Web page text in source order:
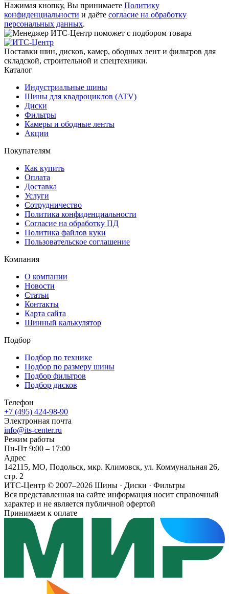
Нажимая кнопку, Вы принимаете Политику
конфиденциальности и даёте согласие на обработку
персональных данных.
Поставки шин, дисков, камер, ободных лент и фильтров для
складской, строительной и спецтехники.
Каталог
Индустриальные шины
Шины для квадроциклов (ATV)
Диски
Фильтры
Камеры и ободные ленты
Акции
Покупателям
Как купить
Оплата
Доставка
Услуги
Сотрудничество
Политика конфиденциальности
Согласие на обработку ПД
Политика файлов куки
Пользовательское соглашение
Компания
О компании
Новости
Статьи
Контакты
Карта сайта
Шинный калькулятор
Подбор
Подбор по технике
Подбор по размеру шины
Подбор фильтров
Подбор дисков
Телефон
+7 (495) 424-98-90
Электронная почта
info@its-center.ru
Режим работы
Пн-Пт 9:00 – 17:00
Адрес
142115, МО, Подольск, мкр. Климовск, ул. Коммунальная 26,
стр. 2
ИТС-Центр © 2007–2026 Шины · Диски · Фильтры
Вся представленная на сайте информация носит справочный
характер и не является публичной офертой
Принимаем к оплате